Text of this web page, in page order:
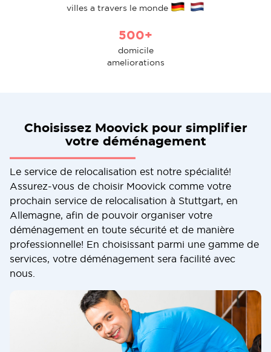
villes a travers le monde
500+
domicile
ameliorations
Choisissez Moovick pour simplifier
votre déménagement
Le service de relocalisation est notre spécialité!
Assurez-vous de choisir Moovick comme votre
prochain service de relocalisation à Stuttgart, en
Allemagne, afin de pouvoir organiser votre
déménagement en toute sécurité et de manière
professionnelle! En choisissant parmi une gamme de
services, votre déménagement sera facilité avec
nous.